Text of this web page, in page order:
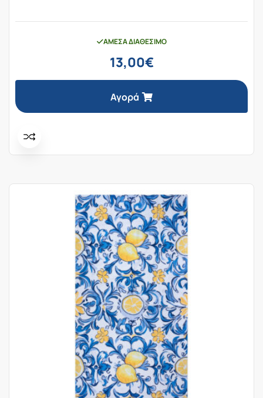
ΆΜΕΣΑ ΔΙΑΘΈΣΙΜΟ
13,00€
Αγορά